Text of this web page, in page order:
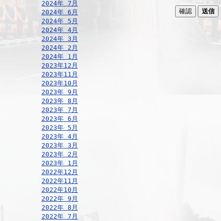
2024年 7月
2024年 6月
2024年 5月
2024年 4月
2024年 3月
2024年 2月
2024年 1月
2023年12月
2023年11月
2023年10月
2023年 9月
2023年 8月
2023年 7月
2023年 6月
2023年 5月
2023年 4月
2023年 3月
2023年 2月
2023年 1月
2022年12月
2022年11月
2022年10月
2022年 9月
2022年 8月
2022年 7月